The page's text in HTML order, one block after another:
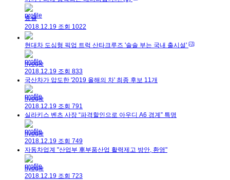
효글
2018.12.19 조회 1022
현대차 도심형 픽업 트럭 산타크루즈 '솔솔 부는 국내 출시설'
hyogle
2018.12.19 조회 833
국산차가 압도한 '2019 올해의 차' 최종 후보 11개
hyogle
2018.12.19 조회 791
실라키스 벤츠 사장 “파격할인으로 아우디 A6 경계” 특명
hyogle
2018.12.19 조회 749
자동차업계 "산업부 車부품산업 활력제고 방안, 환영"
hyogle
2018.12.19 조회 723